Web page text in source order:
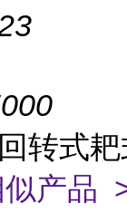
转式
似产品